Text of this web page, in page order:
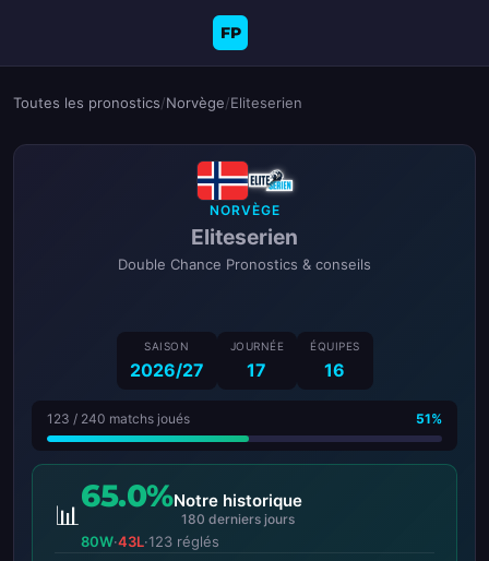
FP
Toutes les pronostics/Norvège/Eliteserien
NORVÈGE
Eliteserien
Double Chance Pronostics & conseils
SAISON
2026/27
JOURNÉE
17
ÉQUIPES
16
123 / 240 matchs joués 51%
📊
65.0%Notre historique
180 derniers jours
80W·43L·123 réglés